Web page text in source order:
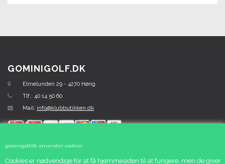
gominigolf.dk anvender cookies
Cookies er nødvendige for at få hjemmesiden til at fungere, men de giver
GOMINIGOLF.DK
Elmelunden 29 - 4270 Høng
Tlf.: 40 14 50 60
Mail: info@klubbutikken.dk